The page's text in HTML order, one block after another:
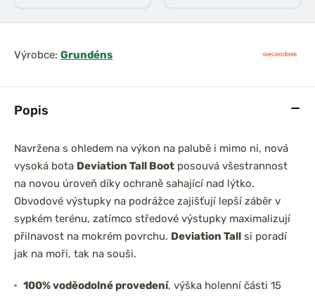
Popis
Navržena s ohledem na výkon na palubě i mimo ni, nová
vysoká bota Deviation Tall Boot posouvá všestrannost
na novou úroveň díky ochraně sahající nad lýtko.
Obvodové výstupky na podrážce zajišťují lepší záběr v
sypkém terénu, zatímco středové výstupky maximalizují
přilnavost na mokrém povrchu. Deviation Tall si poradí
jak na moři, tak na souši.
100% voděodolné provedení, výška holenní části 15
Výrobce: Grundéns